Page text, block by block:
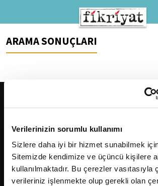
Verilerinizin sorumlu kullanımı
Sizlere daha iyi bir hizmet sunabilmek
Sitemizde kendimize ve üçüncü kişilere
kullanılmaktadır. Bu çerezler vasıtasıyla
verileriniz işlenmekte olup gerekli olan
ARAMA SONUÇLARI
2026Fikriyat. Tüm hakları saklıdır.